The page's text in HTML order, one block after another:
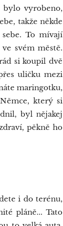
vyrobeno,
takže někde
To mívají
svém městě.
si koupil dvě
uličku mezi
maringotku,
který si
byl nějakej
pěkně ho
i do terénu,
pláně... Tato